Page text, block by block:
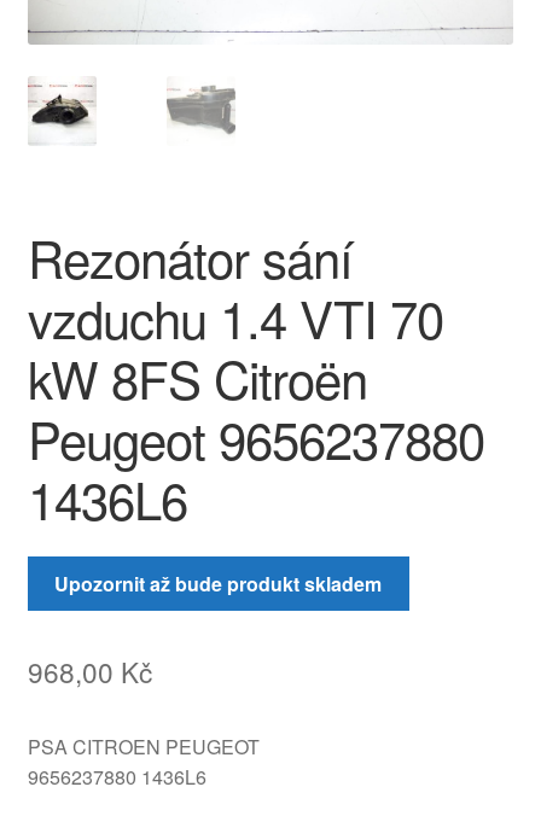
Ochrana osobních údajů
Platby
Reklamační řád
Vrakoviště Citroën
Rezonátor sání
vzduchu 1.4 VTI 70
kW 8FS Citroën
Peugeot 9656237880
1436L6
Upozornit až bude produkt skladem
968,00 Kč
PSA CITROEN PEUGEOT
9656237880 1436L6